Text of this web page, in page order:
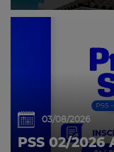
03/08/2026
PSS 02/2026